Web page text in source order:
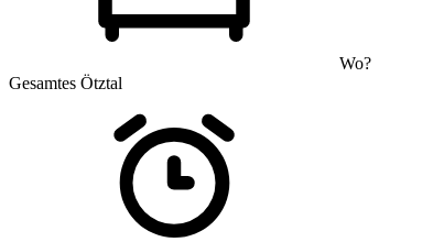
Wo?
Gesamtes Ötztal